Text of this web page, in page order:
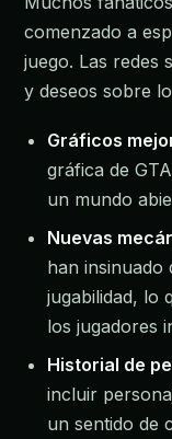
comenzado a
juego. Las redes
y deseos sobre
Gráficos
gráfica de
un mundo
Nuevas
han insinuado
jugabilidad, lo
los jugadores
Historial de
incluir
un sentido de